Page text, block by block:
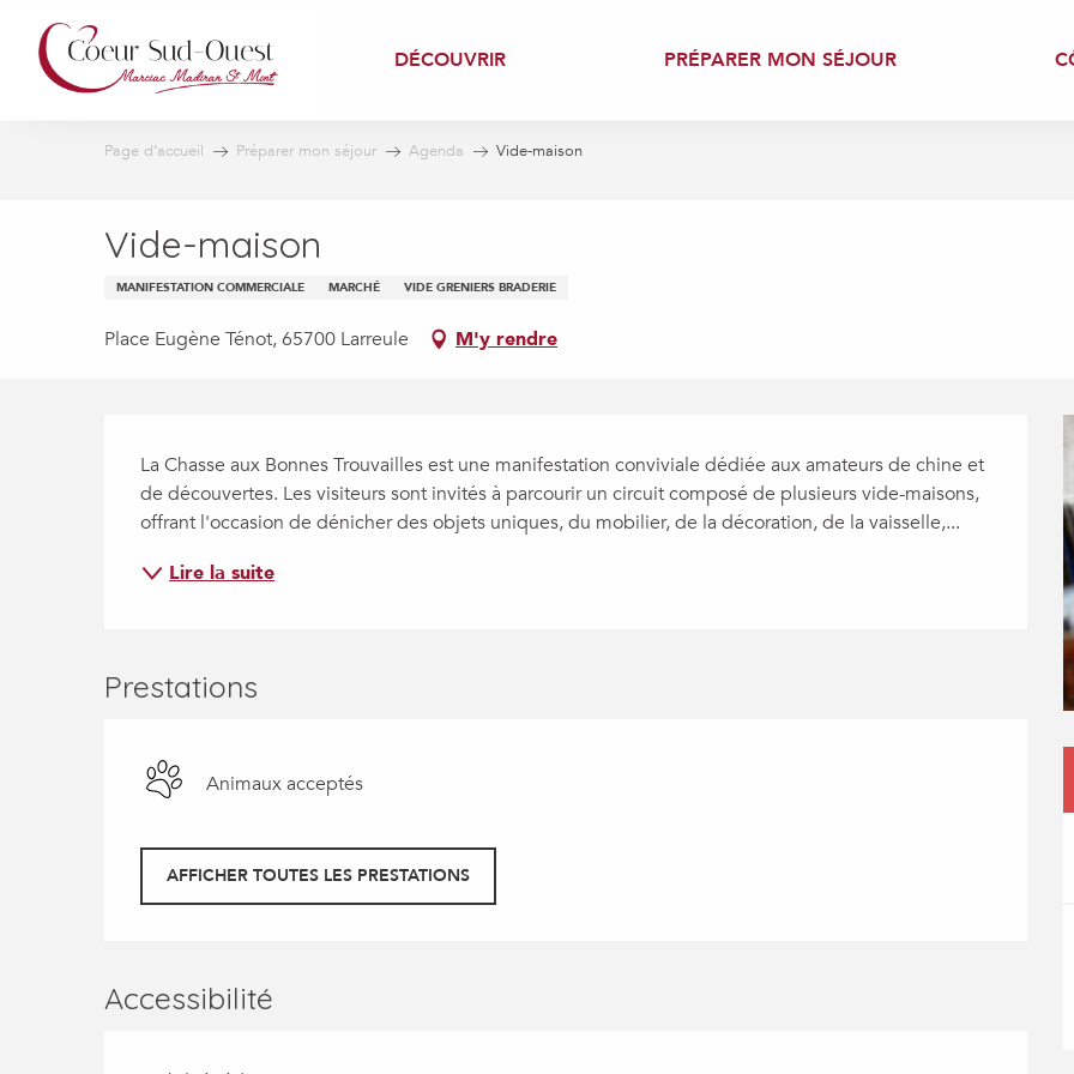
contenu
principal
DÉCOUVRIR PRÉPARER MON SÉJOUR
Page d’accueil Préparer mon séjour Agenda Vide-maison
Vide-maison
MANIFESTATION COMMERCIALE MARCHÉ VIDE GRENIERS BRADERIE
Place Eugène Ténot, 65700 Larreule M'y rendre
Description
La Chasse aux Bonnes Trouvailles est une manifestation conviviale dédiée aux amateurs de chine et
de découvertes. Les visiteurs sont invités à parcourir un circuit composé de plusieurs vide-maisons,
offrant l'occasion de dénicher des objets uniques, du mobilier, de la décoration, de la vaisselle,...
Lire la suite
Prestations
Animaux acceptés
AFFICHER TOUTES LES PRESTATIONS
Accessibilité